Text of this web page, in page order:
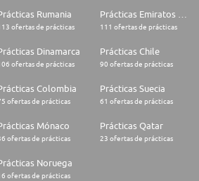
Rumania
ofertas de prácticas 111 ofertas de prácticas
Dinamarca
ofertas de prácticas
Prácticas Chile
90 ofertas de prácticas
Colombia
ofertas de prácticas
Prácticas Suecia
61 ofertas de prácticas
Mónaco
ofertas de prácticas
Prácticas Qatar
23 ofertas de prácticas
Noruega
ofertas de prácticas